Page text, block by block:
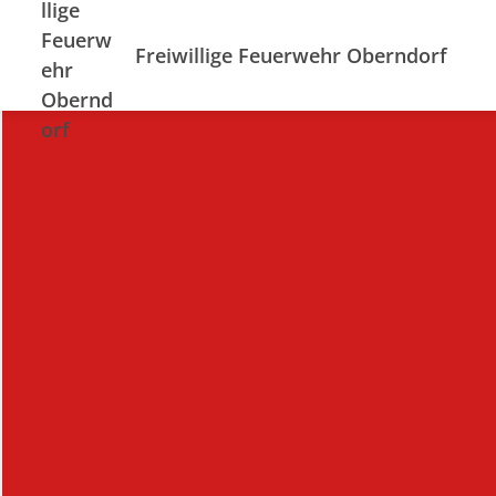
Freiwillige Feuerwehr Oberndorf